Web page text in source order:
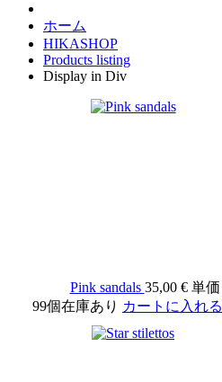
ホーム
HIKASHOP
Products listing
Display in Div
Pink sandals 35,00 € 単価
99個在庫あり カートに入れる